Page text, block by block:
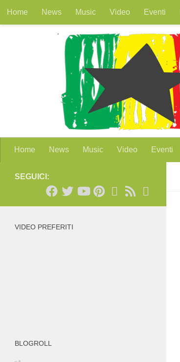
Salta al contenuto
Home News Music Video Eventi
Home News Music Video Eventi
SEGUICI:
VIDEO PREFERITI
BLOGROLL